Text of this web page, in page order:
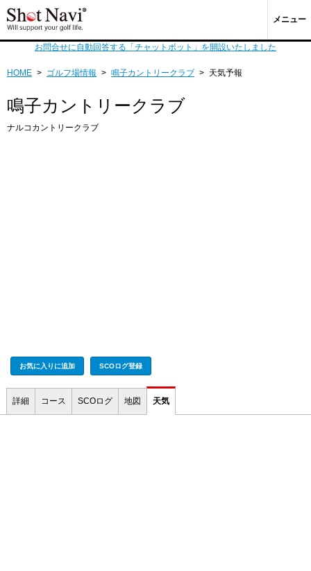
メニュー
お問合せに自動回答する「チャットボット」を開設いたしました
HOME > ゴルフ場情報 > 鳴子カントリークラブ > 天気予報
鳴子カントリークラブ
ナルコカントリークラブ
お気に入りに追加 SCOログ登録
詳細 コース SCOログ 地図 天気